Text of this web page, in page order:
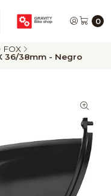
0
FOX
36/38mm - Negro